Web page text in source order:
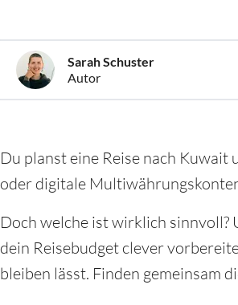
Sarah Schuster
Autor
Du planst eine Reise nach Kuwait
oder digitale
Doch welche ist wirklich sinnvoll?
dein Reisebudget clever
bleiben lässt. Finden gemeinsam